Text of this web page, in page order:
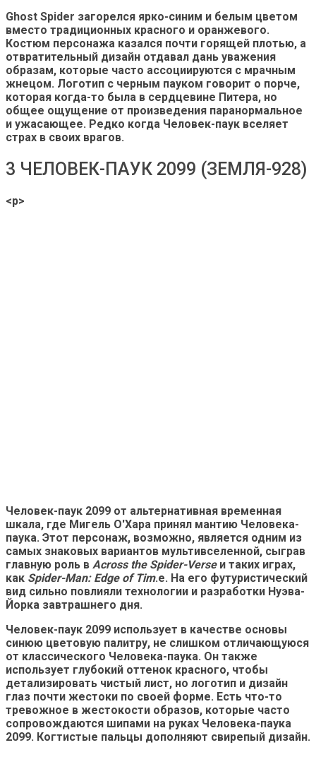
Ghost Spider загорелся ярко-синим и белым цветом
вместо традиционных красного и оранжевого.
Костюм персонажа казался почти горящей плотью, а
отвратительный дизайн отдавал дань уважения
образам, которые часто ассоциируются с мрачным
жнецом. Логотип с черным пауком говорит о порче,
которая когда-то была в сердцевине Питера, но
общее ощущение от произведения паранормальное
и ужасающее. Редко когда Человек-паук вселяет
страх в своих врагов.
3 ЧЕЛОВЕК-ПАУК 2099 (ЗЕМЛЯ-928)
<р>
Человек-паук 2099 от альтернативная временная
шкала, где Мигель О'Хара принял мантию Человека-
паука. Этот персонаж, возможно, является одним из
самых знаковых вариантов мультивселенной, сыграв
главную роль в Across the Spider-Verseи таких играх,
как Spider-Man: Edge of Tim.е. На его футуристический
вид сильно повлияли технологии и разработки Нуэва-
Йорка завтрашнего дня.
Человек-паук 2099 использует в качестве основы
синюю цветовую палитру, не слишком отличающуюся
от классического Человека-паука. Он также
использует глубокий оттенок красного, чтобы
детализировать чистый лист, но логотип и дизайн
глаз почти жестоки по своей форме. Есть что-то
тревожное в жестокости образов, которые часто
сопровождаются шипами на руках Человека-паука
2099. Когтистые пальцы дополняют свирепый дизайн.